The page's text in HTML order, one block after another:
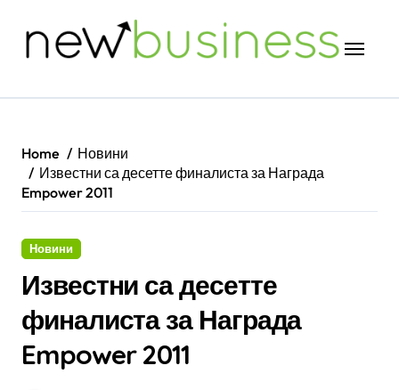
Home
Новини
Известни са десетте финалиста за Награда
Empower 2011
Новини
Известни са десетте
финалиста за Награда
Empower 2011